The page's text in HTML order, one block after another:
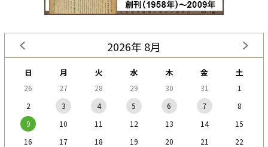
2026年 8月
日 月 火 水 木 金 土
26 27 28 29 30 31
1
2
3 4 5 6 7
8
9
10 11 12 13 14
15
16
17 18 19 20 21
22